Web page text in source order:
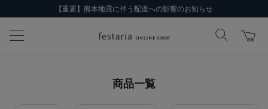
【重要】熊本地震に伴う配送への影響のお知らせ
商品一覧